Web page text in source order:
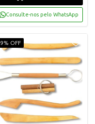
Consulte-nos pelo WhatsApp
9% OFF